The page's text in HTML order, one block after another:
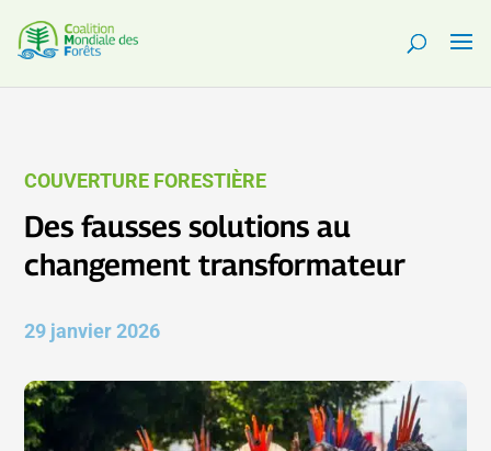
COUVERTURE FORESTIÈRE
Des fausses solutions au
changement transformateur
29 janvier 2026